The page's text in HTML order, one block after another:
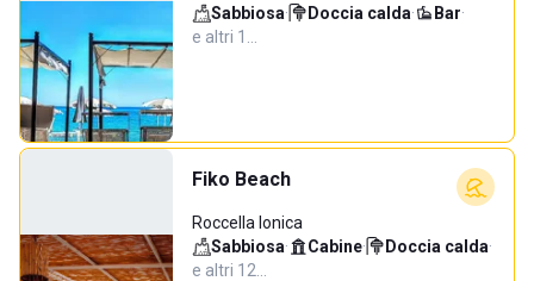
Sabbiosa· Doccia calda· Bar·
e altri 1…
Fiko Beach
Roccella Ionica
Sabbiosa· Cabine· Doccia calda·
e altri 12…